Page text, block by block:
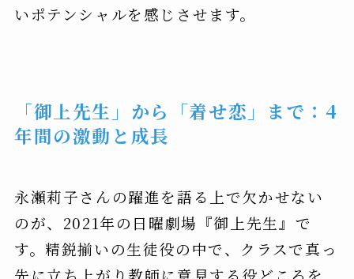
いポテンシャルを感じさせます。
「御上先生」から「着せ恋」まで：4
年間の激動と成長
永瀬莉子さんの躍進を語る上で欠かせない
のが、2021年の日曜劇場『御上先生』で
す。精鋭揃いの生徒役の中で、クラスで真っ
先に立ち上がり教師に意見する役どころを